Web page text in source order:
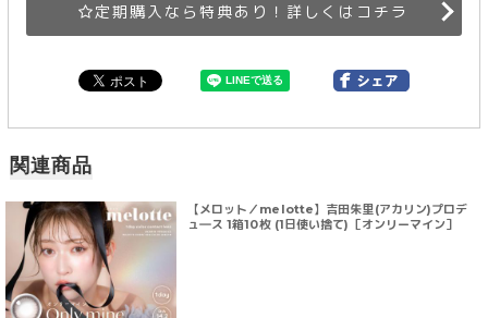
定期購入なら特典あり！詳しくはコチラ
関連商品
【メロット／melotte】吉田朱里(アカリン)プロデ
ュ―ス 1箱10枚 (1日使い捨て)［オンリーマイン］